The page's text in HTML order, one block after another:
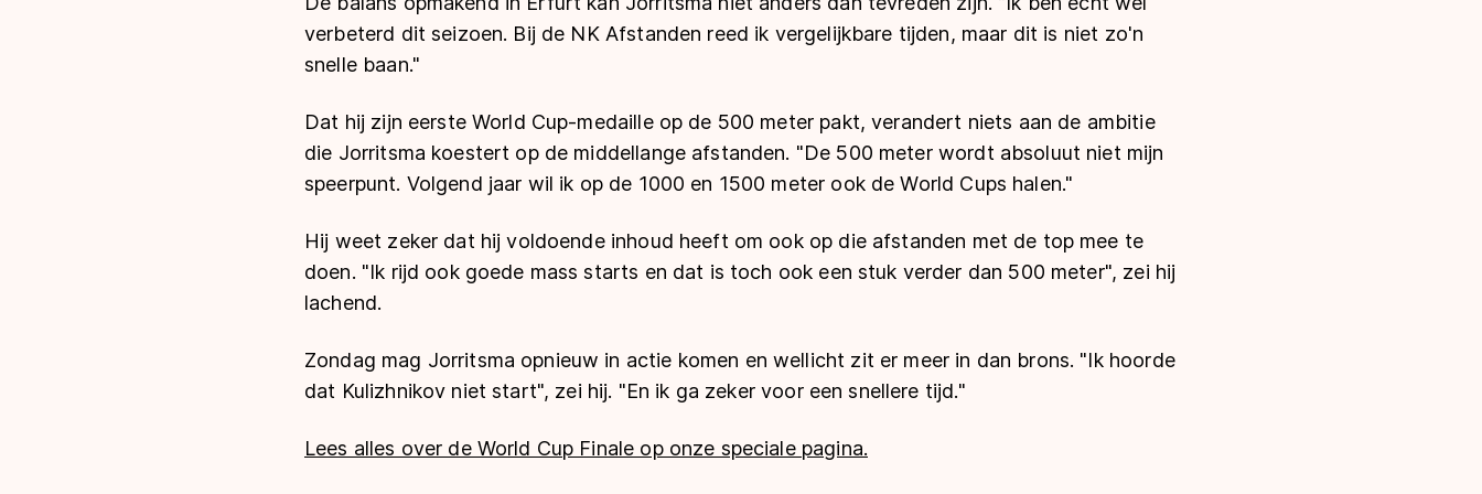
verbeterd dit seizoen. Bij de NK Afstanden reed ik vergelijkbare tijden, maar dit is niet zo'n
snelle baan."
Dat hij zijn eerste World Cup-medaille op de 500 meter pakt, verandert niets aan de ambitie
die Jorritsma koestert op de middellange afstanden. "De 500 meter wordt absoluut niet mijn
speerpunt. Volgend jaar wil ik op de 1000 en 1500 meter ook de World Cups halen."
Hij weet zeker dat hij voldoende inhoud heeft om ook op die afstanden met de top mee te
doen. "Ik rijd ook goede mass starts en dat is toch ook een stuk verder dan 500 meter", zei hij
lachend.
Zondag mag Jorritsma opnieuw in actie komen en wellicht zit er meer in dan brons. "Ik hoorde
dat Kulizhnikov niet start", zei hij. "En ik ga zeker voor een snellere tijd."
Lees alles over de World Cup Finale op onze speciale pagina.